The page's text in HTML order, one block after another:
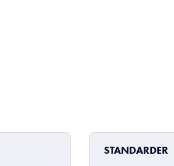
STANDARDER